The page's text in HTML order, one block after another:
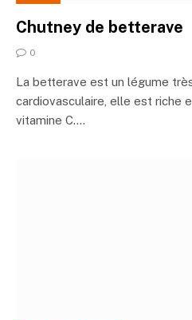
Chutney de betterave
0
La betterave est un légume
cardiovasculaire, elle est riche
vitamine C.…